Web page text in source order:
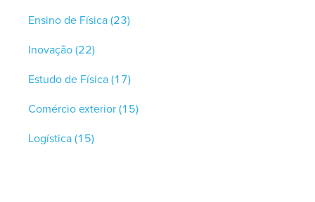
Ensino de Física(23)
Inovação(22)
Estudo de Física(17)
Comércio exterior(15)
Logística(15)